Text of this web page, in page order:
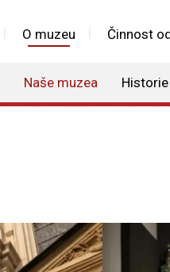
O muzeu Činnost
Naše muzea Historie